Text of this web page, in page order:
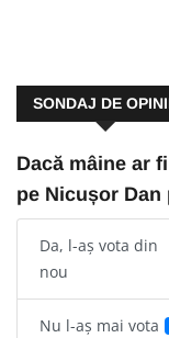
SONDAJ DE
Dacă mâine ar
pe Nicușor Dan
Da, l-aș vota din
nou
Nu l-aș mai vota